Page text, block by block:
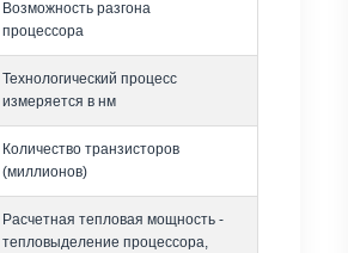
Возможность разгона
процессора
Технологический процесс
измеряется в нм
Количество транзисторов
(миллионов)
Расчетная тепловая мощность -
тепловыделение процессора,